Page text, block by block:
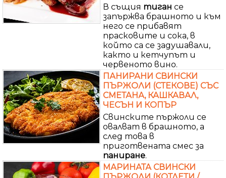
В същия тиган се
запържва брашното и към
него се прибавят
прасковите и сока, в
който са се задушавали,
както и кетчупът и
червеното вино.
ПАНИРАНИ СВИНСКИ
ПЪРЖОЛИ (СТЕКОВЕ) СЪС
СМЕТАНА, КАШКАВАЛ,
ЧЕСЪН И КОПЪР
Свинските пържоли се
овалват в брашното, а
след това в
приготвената смес за
паниране.
МАРИНАТА СВИНСКИ